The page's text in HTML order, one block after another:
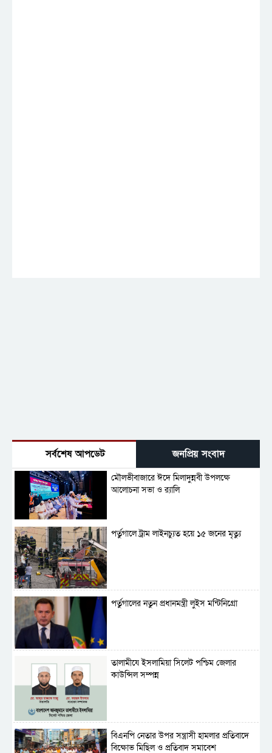
সর্বশেষ আপডেট জনপ্রিয় সংবাদ
মৌলভীবাজারে ঈদে মিলাদুন্নবী উপলক্ষে
আলোচনা সভা ও র‍্যালি
পর্তুগালে ট্রাম লাইনচ্যুত হয়ে ১৫ জনের মৃত্যু
পর্তুগালের নতুন প্রধানমন্ত্রী লুইস মন্টিনিগ্রো
‎তালামীযে ইসলামিয়া সিলেট পশ্চিম জেলার
কাউন্সিল সম্পন্ন
বিএনপি নেতার উপর সন্ত্রাসী হামলার প্রতিবাদে
বিক্ষোভ মিছিল ও প্রতিবাদ সমাবেশ